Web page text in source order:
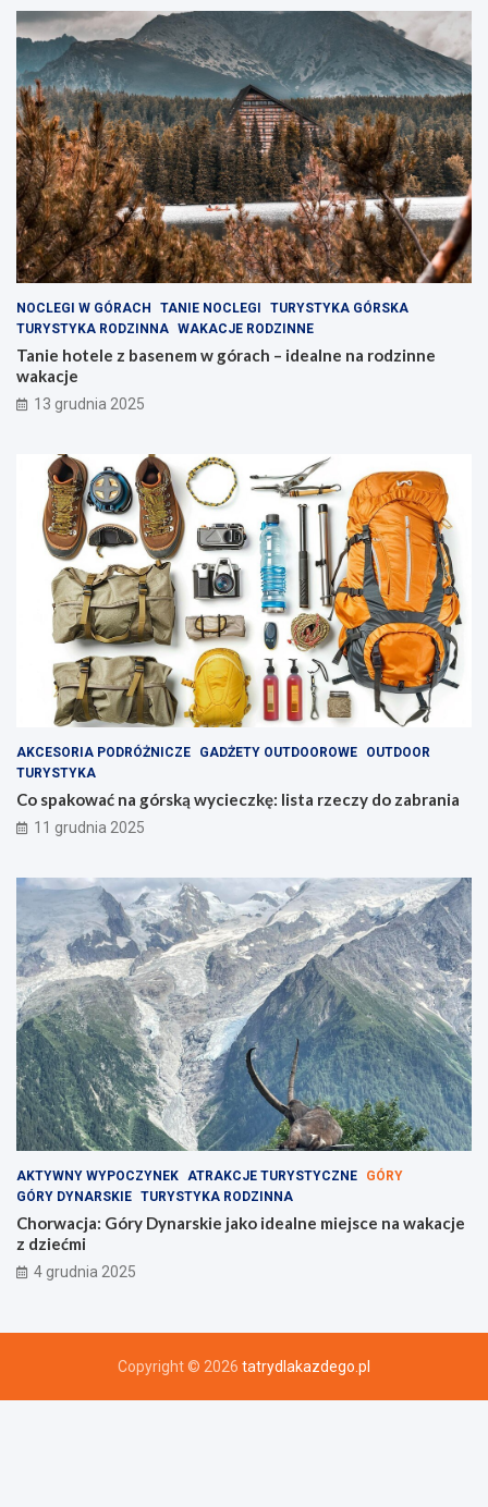
O
d
k
r
y
j
u
r
o
k
l
i
w
e
z
a
k
ą
t
k
i
d
e
a
l
n
e
n
a
r
o
d
z
i
n
n
e
w
a
k
NOCLEGI W GÓRACH TANIE NOCLEGI
TURYSTYKA GÓRSKA
TURYSTYKA RODZINNA WAKACJE RODZINNE
Tanie hotele z basenem w górach – idealne na rodzinne
wakacje
13 grudnia 2025
AKCESORIA PODRÓŻNICZE GADŻETY OUTDOOROWE
OUTDOOR
TURYSTYKA
Co spakować na górską wycieczkę: lista rzeczy do zabrania
11 grudnia 2025
AKTYWNY WYPOCZYNEK ATRAKCJE TURYSTYCZNE
GÓRY
GÓRY DYNARSKIE TURYSTYKA RODZINNA
Chorwacja: Góry Dynarskie jako idealne miejsce na wakacje
z dziećmi
4 grudnia 2025
Copyright © 2026 tatrydlakazdego.pl